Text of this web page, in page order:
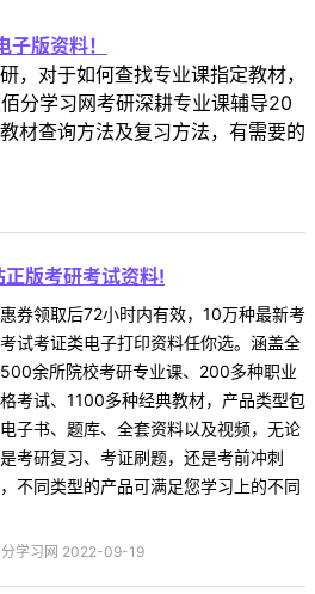
版资料！
，对于如何查找专业课指定教材，
分学习网考研深耕专业课辅导20
材查询方法及复习方法，有需要的
版考研考试资料!
券领取后72小时内有效，10万种最新考
试考证类电子打印资料任你选。涵盖全
余所院校考研专业课、200多种职业
考试、1100多种经典教材，产品类型包
子书、题库、全套资料以及视频，无论
考研复习、考证刷题，还是考前冲刺
不同类型的产品可满足您学习上的不同
学习网 2022-09-19